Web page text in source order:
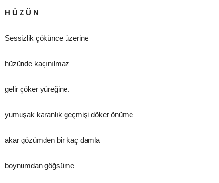
H Ü Z Ü N
Sessizlik çökünce üzerine
hüzünde kaçınılmaz
gelir çöker yüreğine.
yumuşak karanlık geçmişi döker önüme
akar gözümden bir kaç damla
boynumdan göğsüme